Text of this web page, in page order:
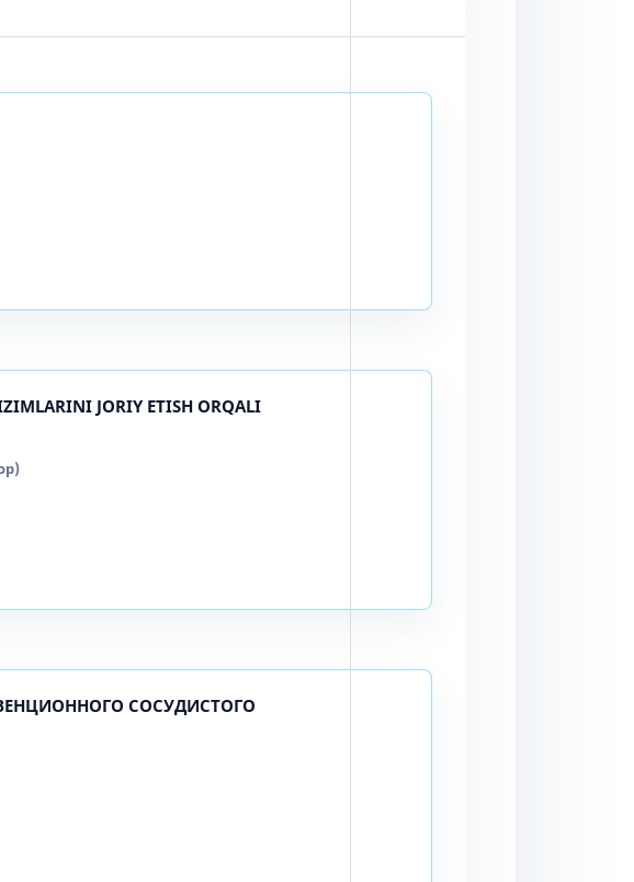
JORIY ETISH ORQALI
СОСУДИСТОГО